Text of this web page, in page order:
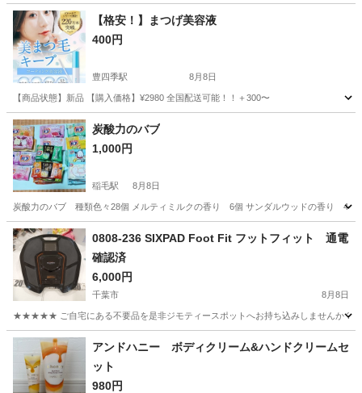
【格安！】まつげ美容液
400円
豊四季駅 8月8日
【商品状態】新品 【購入価格】¥2980 全国配送可能！！＋300〜
千葉 柏市 豊四季駅 その他
炭酸力のバブ
1,000円
稲毛駅 8月8日
炭酸力のバブ 種類色々28個 メルティミルクの香り 6個 サンダルウッドの香り 4
千葉 千葉市
0808-236 SIXPAD Foot Fit フットフィット 通電
確認済
6,000円
千葉市 8月8日
★★★★★ ご自宅にある不要品を是非ジモティースポットへお持ち込みしませんか？
千葉 千葉市 その他 フットフィット
アンドハニー ボディクリーム&ハンドクリームセ
ット
980円